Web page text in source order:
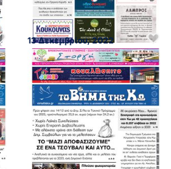
13 Δεκεμβρίου, 2022